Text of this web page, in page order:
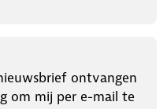
ontvangen
om mij per e-mail te